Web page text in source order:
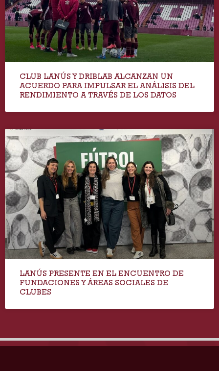
CLUB LANÚS Y DRIBLAB ALCANZAN UN
ACUERDO PARA IMPULSAR EL ANÁLISIS DEL
RENDIMIENTO A TRAVÉS DE LOS DATOS
LANÚS PRESENTE EN EL ENCUENTRO DE
FUNDACIONES Y ÁREAS SOCIALES DE
CLUBES